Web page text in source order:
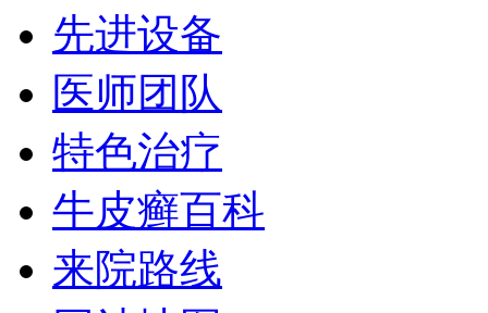
先进设备
医师团队
特色治疗
牛皮癣百科
来院路线